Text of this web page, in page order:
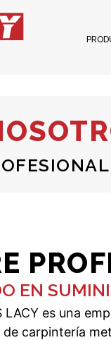
EN
LACY es una
carpintería